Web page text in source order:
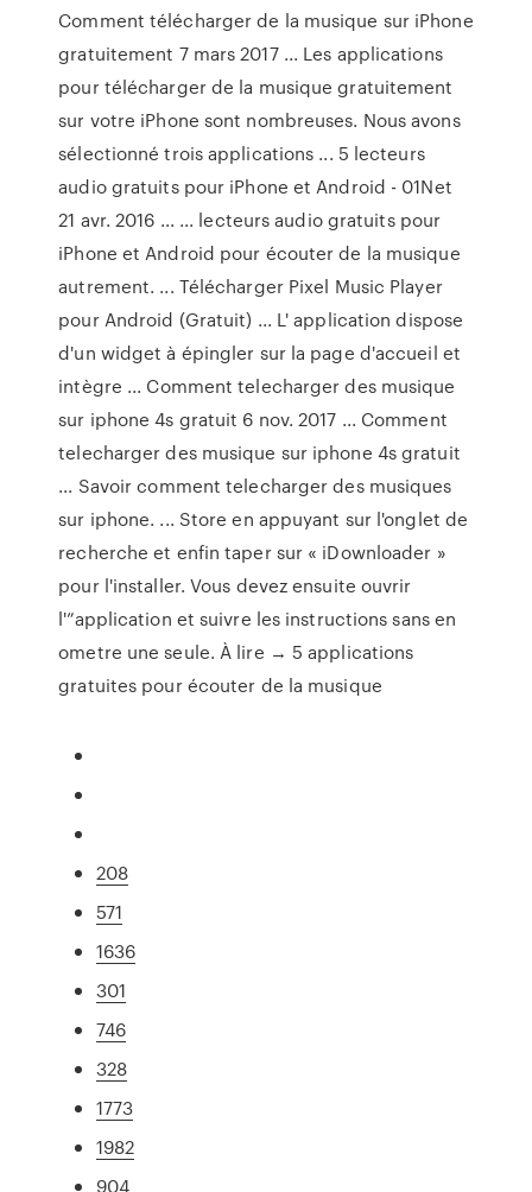
Comment télécharger de la musique sur iPhone
gratuitement 7 mars 2017 ... Les applications
pour télécharger de la musique gratuitement
sur votre iPhone sont nombreuses. Nous avons
sélectionné trois applications ... 5 lecteurs
audio gratuits pour iPhone et Android - 01Net
21 avr. 2016 ... ... lecteurs audio gratuits pour
iPhone et Android pour écouter de la musique
autrement. ... Télécharger Pixel Music Player
pour Android (Gratuit) ... L' application dispose
d'un widget à épingler sur la page d'accueil et
intègre ... Comment telecharger des musique
sur iphone 4s gratuit 6 nov. 2017 ... Comment
telecharger des musique sur iphone 4s gratuit
... Savoir comment telecharger des musiques
sur iphone. ... Store en appuyant sur l'onglet de
recherche et enfin taper sur « iDownloader »
pour l'installer. Vous devez ensuite ouvrir
l'”application et suivre les instructions sans en
ometre une seule. À lire → 5 applications
gratuites pour écouter de la musique
208
571
1636
301
746
328
1773
1982
904